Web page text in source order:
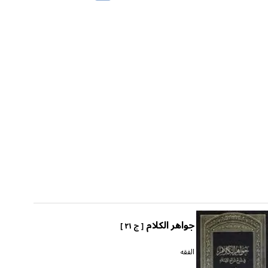
جواهر الكلام[ ج ٢١ ]
الفقه